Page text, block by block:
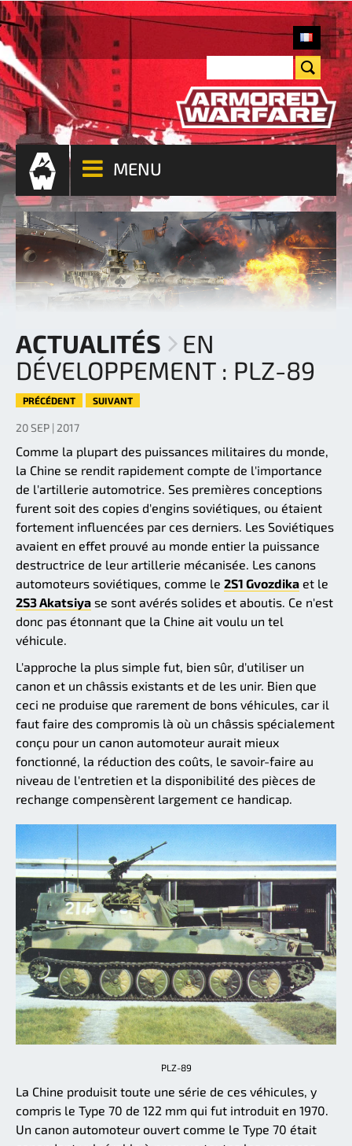
MENU
ACTUALITÉS
EN
DÉVELOPPEMENT : PLZ-89
PRÉCÉDENT SUIVANT
20 SEP | 2017
Comme la plupart des puissances militaires du monde,
la Chine se rendit rapidement compte de l'importance
de l'artillerie automotrice. Ses premières conceptions
furent soit des copies d'engins soviétiques, ou étaient
fortement influencées par ces derniers. Les Soviétiques
avaient en effet prouvé au monde entier la puissance
destructrice de leur artillerie mécanisée. Les canons
automoteurs soviétiques, comme le 2S1 Gvozdika et le
2S3 Akatsiya se sont avérés solides et aboutis. Ce n'est
donc pas étonnant que la Chine ait voulu un tel
véhicule.
L'approche la plus simple fut, bien sûr, d'utiliser un
canon et un châssis existants et de les unir. Bien que
ceci ne produise que rarement de bons véhicules, car il
faut faire des compromis là où un châssis spécialement
conçu pour un canon automoteur aurait mieux
fonctionné, la réduction des coûts, le savoir-faire au
niveau de l'entretien et la disponibilité des pièces de
rechange compensèrent largement ce handicap.
PLZ-89
La Chine produisit toute une série de ces véhicules, y
compris le Type 70 de 122 mm qui fut introduit en 1970.
Un canon automoteur ouvert comme le Type 70 était